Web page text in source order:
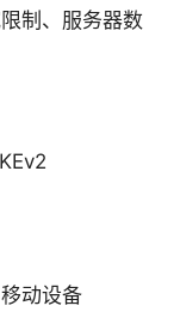
制、服务器数
动设备